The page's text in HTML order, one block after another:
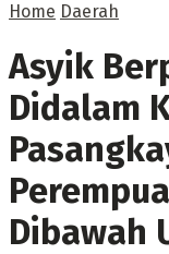
Home Daerah
Asyik
Didalam
Dibawah